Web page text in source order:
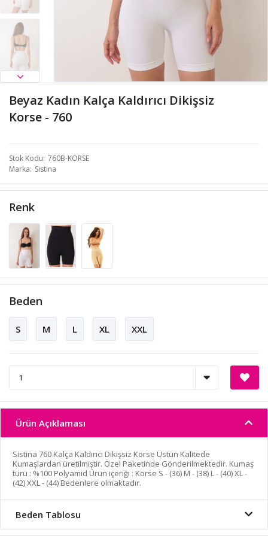
Beyaz Kadın Kalça Kaldırıcı Dikişsiz
Korse - 760
Stok Kodu 760B-KORSE
Marka Sistina
Renk
Beden
S M L XL XXL
Ürün Açıklaması
Sistina 760 Kalça Kaldırıcı Dikişsiz Korse Üstün Kalitede
Kumaşlardan üretilmiştir. Özel Paketinde Gönderilmektedir. Kumaş
türü : %100 Polyamid Ürün içeriği : Korse S - (36) M - (38) L - (40) XL -
(42) XXL - (44) Bedenlere olmaktadır.
Beden Tablosu